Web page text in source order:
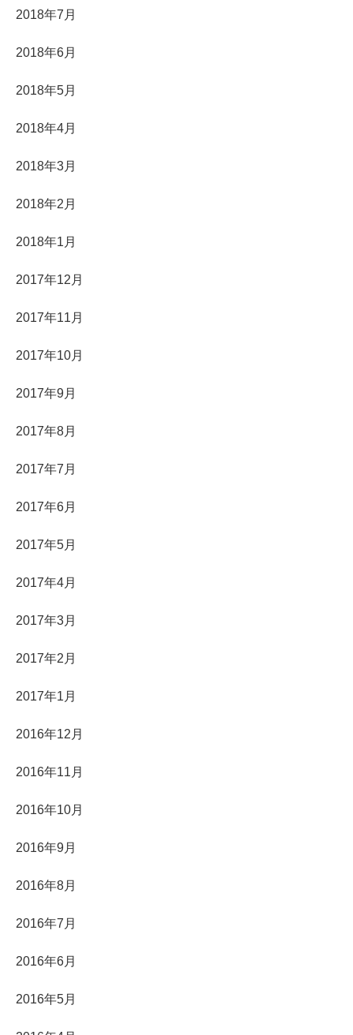
2018年7月
2018年6月
2018年5月
2018年4月
2018年3月
2018年2月
2018年1月
2017年12月
2017年11月
2017年10月
2017年9月
2017年8月
2017年7月
2017年6月
2017年5月
2017年4月
2017年3月
2017年2月
2017年1月
2016年12月
2016年11月
2016年10月
2016年9月
2016年8月
2016年7月
2016年6月
2016年5月